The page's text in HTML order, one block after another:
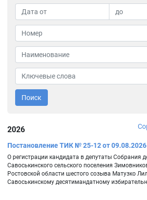
Поиск
2026
Постановление ТИК № 25-12 от 09.08.2026
О регистрации кандидата в депутаты Собрания
Савоськинского сельского поселения
Ростовской области шестого созыва Матузко
Савоськинскому десятимандатному